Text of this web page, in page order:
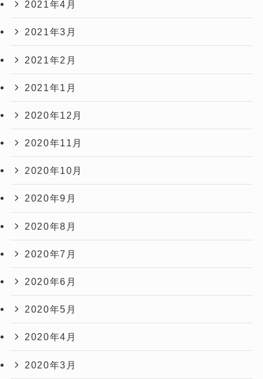
2021年4月
2021年3月
2021年2月
2021年1月
2020年12月
2020年11月
2020年10月
2020年9月
2020年8月
2020年7月
2020年6月
2020年5月
2020年4月
2020年3月